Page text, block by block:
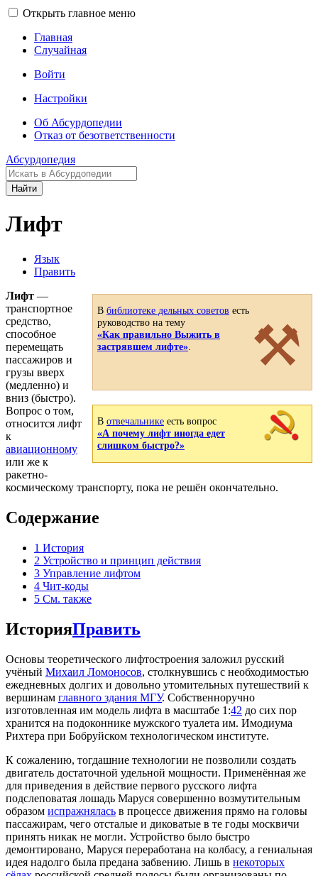
Открыть главное меню
Главная
Случайная
Войти
Настройки
Об Абсурдопедии
Отказ от безответственности
Абсурдопедия
Найти
Лифт
Язык
Править
⚒
В библиотеке дельных советов есть
руководство на тему
«Как правильно Выжить в
застрявшем лифте»
В отвечальнике есть вопрос
«А почему лифт иногда едет
слишком быстро?»
Лифт —
транспортное
средство,
способное
перемещать
пассажиров и
грузы вверх
(медленно) и
вниз (быстро).
Вопрос о том,
относится лифт
к
авиационному
или же к
ракетно-
космическому транспорту, пока не решён окончательно.
Содержание
1 История
2 Устройство и принцип действия
3 Управление лифтом
4 Чит-коды
5 См. также
ИсторияПравить
Основы теоретического лифтостроения заложил русский
учёный Михаил Ломоносов, столкнувшись с необходимостью
ежедневных долгих и довольно утомительных путешествий к
вершинам главного здания МГУ. Собственноручно
изготовленная им модель лифта в масштабе 1:42 до сих пор
хранится на подоконнике мужского туалета им. Имодиума
Рихтера при Бобруйском технологическом институте.
К сожалению, тогдашние технологии не позволили создать
двигатель достаточной удельной мощности. Применённая же
для приведения в действие первого русского лифта
подслеповатая лошадь Маруся совершенно возмутительным
образом испражнялась в процессе движения прямо на головы
пассажирам, чего отсталые и диковатые в те годы москвичи
принять никак не могли. Устройство было быстро
демонтировано, Маруся переработана на колбасу, а гениальная
идея надолго была предана забвению. Лишь в некоторых